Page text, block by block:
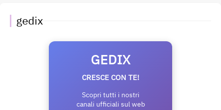
gedix
GEDIX
CRESCE CON TE!
Scopri tutti i nostri
canali ufficiali sul web